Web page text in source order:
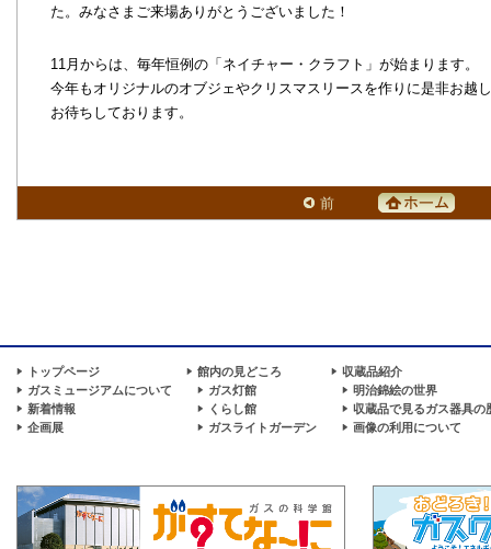
た。みなさまご来場ありがとうございました！
11月からは、毎年恒例の「ネイチャー・クラフト」が始まります。
今年もオリジナルのオブジェやクリスマスリースを作りに是非お越
お待ちしております。
前
トップページ
ガスミュージアムについて
新着情報
企画展
館内の見どころ
ガス灯館
くらし館
ガスライトガーデン
収蔵品紹介
明治錦絵の世界
収蔵品で見るガス器具の
画像の利用について